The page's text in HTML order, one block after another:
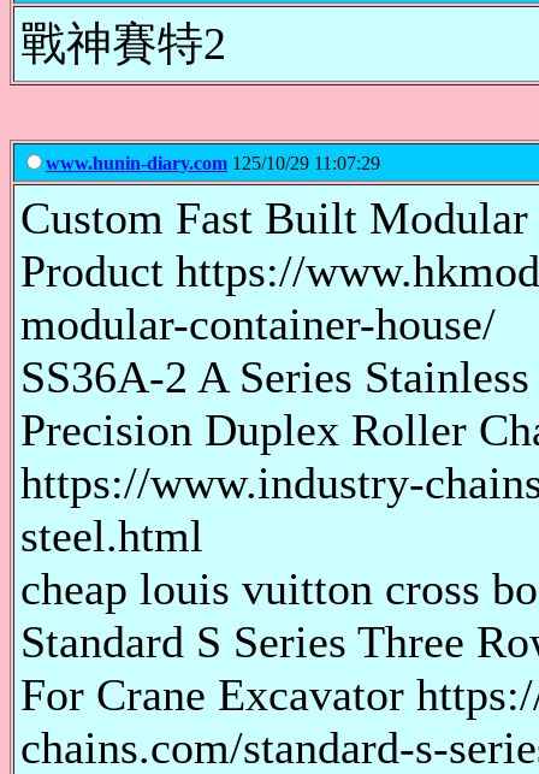
戰神賽特2
www.hunin-diary.com 125/10/29 11:07:29
Custom Fast Built
Product https://
modular-container-house/
SS36A-2 A Series
Precision Duplex Roller
https://www.industry-
steel.html
cheap louis vuitton cross
Standard S Series Three
For Crane Excavator
chains.com/standard-s-